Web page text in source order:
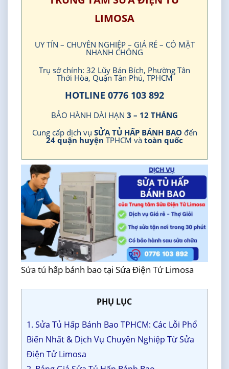
LIMOSA
UY TÍN – CHUYÊN NGHIỆP – GIÁ RẺ – CÓ MẶT
NHANH CHÓNG
Trụ sở chính: 32 Lũy Bán Bích, Phường Tân
Thới Hòa, Quận Tân Phú, TPHCM
HOTLINE 0776 103 892
BẢO HÀNH DÀI HẠN 3 – 12 THÁNG
Cung cấp dịch vụ SỬA TỦ HẤP BÁNH BAO đến
24 quận huyện TPHCM và toàn quốc
Sửa tủ hấp bánh bao tại Sửa Điện Tử Limosa
PHỤ LỤC
1. Sửa Tủ Hấp Bánh Bao TPHCM: Các Lỗi Phổ
Biến Nhất & Dịch Vụ Chuyên Nghiệp Từ Sửa
Điện Tử Limosa